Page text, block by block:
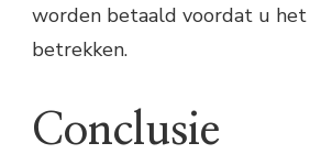
worden betaald voordat u
betrekken.
Conclusie